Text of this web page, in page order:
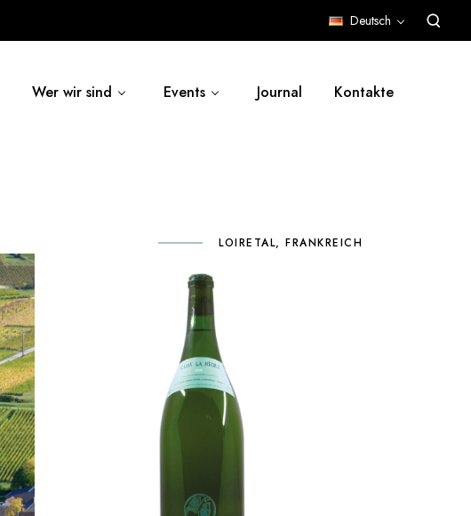
Deutsch
Wer wir sind Events Journal Kontakte
LOIRETAL, FRANKREICH